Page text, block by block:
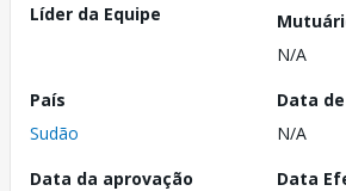
Líder da Equipe
N/A
País
Sudão
Data
N/A
Data da aprovação
Data